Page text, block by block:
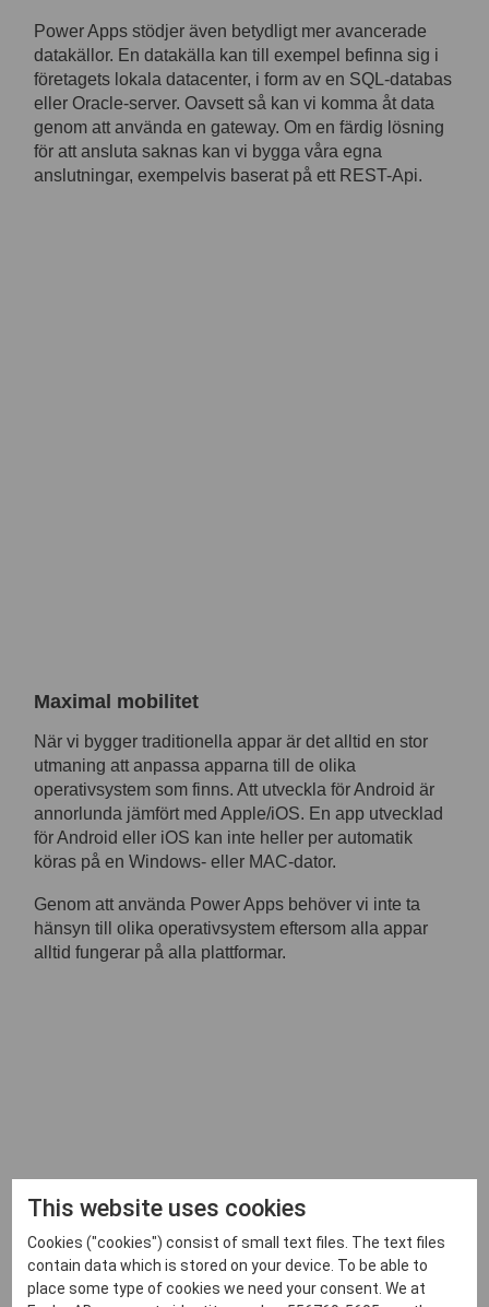
Power Apps stödjer även betydligt mer avancerade
datakällor. En datakälla kan till exempel befinna sig i
företagets lokala datacenter, i form av en SQL-databas
eller Oracle-server. Oavsett så kan vi komma åt data
genom att använda en gateway. Om en färdig lösning
för att ansluta saknas kan vi bygga våra egna
anslutningar, exempelvis baserat på ett REST-Api.
Maximal mobilitet
När vi bygger traditionella appar är det alltid en stor
utmaning att anpassa apparna till de olika
operativsystem som finns. Att utveckla för Android är
annorlunda jämfört med Apple/iOS. En app utvecklad
för Android eller iOS kan inte heller per automatik
köras på en Windows- eller MAC-dator.
Genom att använda Power Apps behöver vi inte ta
hänsyn till olika operativsystem eftersom alla appar
alltid fungerar på alla plattformar.
This website uses cookies
Cookies ("cookies") consist of small text files. The text files
contain data which is stored on your device. To be able to
place some type of cookies we need your consent. We at